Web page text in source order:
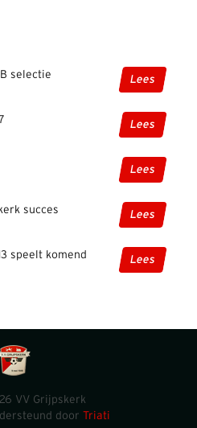
selectie Lees
Lees
Lees
succes Lees
speelt komend
Lees
VV Grijpskerk
door Triati